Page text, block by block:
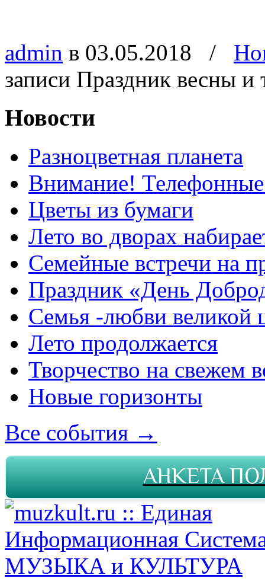
admin в 03.05.2018 /
записи Праздник весны и
Новости
Разноцветная планета
Внимание!
Цветы из бумаги
Лето во дворах
Семейные встречи на
Праздник «День
Семья -любви великой
Лето продолжается
Творчество на свежем
Новые горизонты
Все события →
АНКЕТА